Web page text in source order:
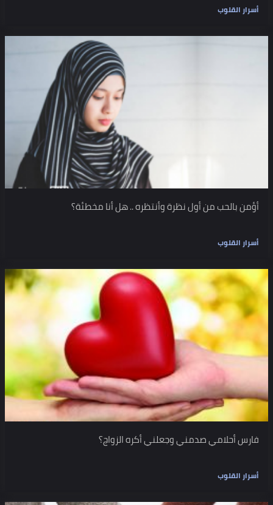
أسرار القلوب
أؤمن بالحب من أول نظرة وأنتظره .. هل أنا مخطئة؟
أسرار القلوب
فارس أحلامي صدمني وجعلني أكره الزواج؟
أسرار القلوب